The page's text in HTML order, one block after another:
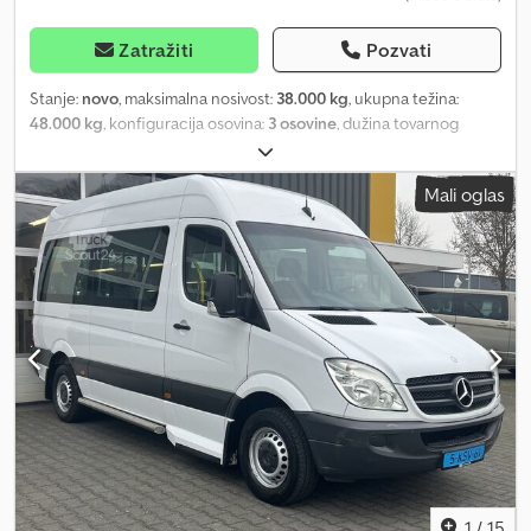
Zatražiti Pozvati
Stanje: novo, maksimalna nosivost: 38.000 kg, ukupna težina:
48.000 kg , konfiguracija osovina: 3 osovine , dužina tovarnog
, širina utovarnog prostora:
ukupna širina:2.540 mm, ukupna visina:3.780 mm, Godina
proizvodnje: 2026, Oprema:
, * Humbaur HTS 30 K * Teški
polupriključak * Niskopodni prikolica * NOVO * Odmah dostupno
* Potpuno pocinkovano * Stabilna konstrukcija * Ukupne
dimenzije: 12630mm x 2540mm x 3780mm * Unutrašnje dimenzije:
12000mm x 2540mm * Visina utovara: 890mm * Visina sedla:
1230mm * Sedišna platforma: 3500mm * Niskopodno: 8680mm *
Dozvoljena ukupna masa: 48.000kg * Nosivost: 38.000kg Chjdpfor
Ic Rwjx Abmea * Pneumatici: 235/75R17,5 * SAF niskopodne
osovine sa podiznom i pratećom osovinom * Vazdušno ogibljenje
sa funkcijom podizanja i spuštanja * Duple gume * EBS kočioni
sistem * 24-voltni svetlosni sistem * LED bočna poziciona svetla *
Wabco Smart Board * King pin 2 inča * Šasija vruće cinčana
uranjanjem * Masivni, zavareni ram šasije * Protivklizne letvice na
prilaznoj rampi * Pod od mekog drveta debljine 50 mm *
Mali oglas